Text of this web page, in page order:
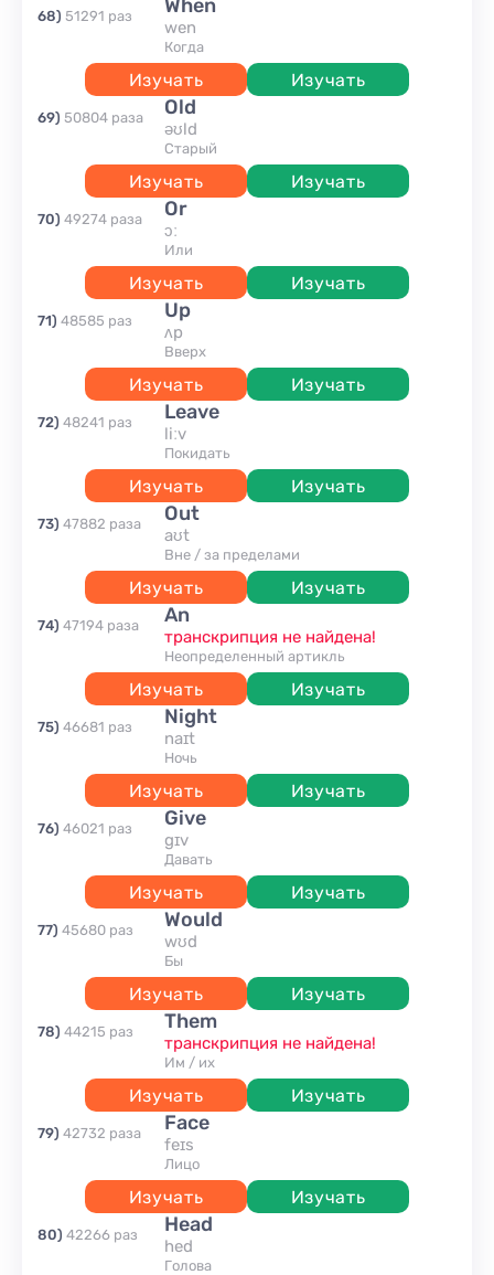
68) 51291 раз when
wen
когда
Изучать Изучать
69) 50804 раза old
əʊld
старый
Изучать Изучать
70) 49274 раза or
ɔː
или
Изучать Изучать
71) 48585 раз up
ʌp
вверх
Изучать Изучать
72) 48241 раз leave
liːv
покидать
Изучать Изучать
73) 47882 раза out
aʊt
вне / за пределами
Изучать Изучать
74) 47194 раза an
транскрипция не найдена!
неопределенный артикль
Изучать Изучать
75) 46681 раз night
naɪt
ночь
Изучать Изучать
76) 46021 раз give
gɪv
давать
Изучать Изучать
77) 45680 раз would
wʊd
бы
Изучать Изучать
78) 44215 раз them
транскрипция не найдена!
им / их
Изучать Изучать
79) 42732 раза face
feɪs
лицо
Изучать Изучать
80) 42266 раз head
hed
голова